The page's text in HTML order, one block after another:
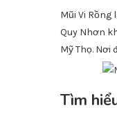
Mũi Vi
Quy Nhơn
Mỹ Thọ. Nơi
Tìm